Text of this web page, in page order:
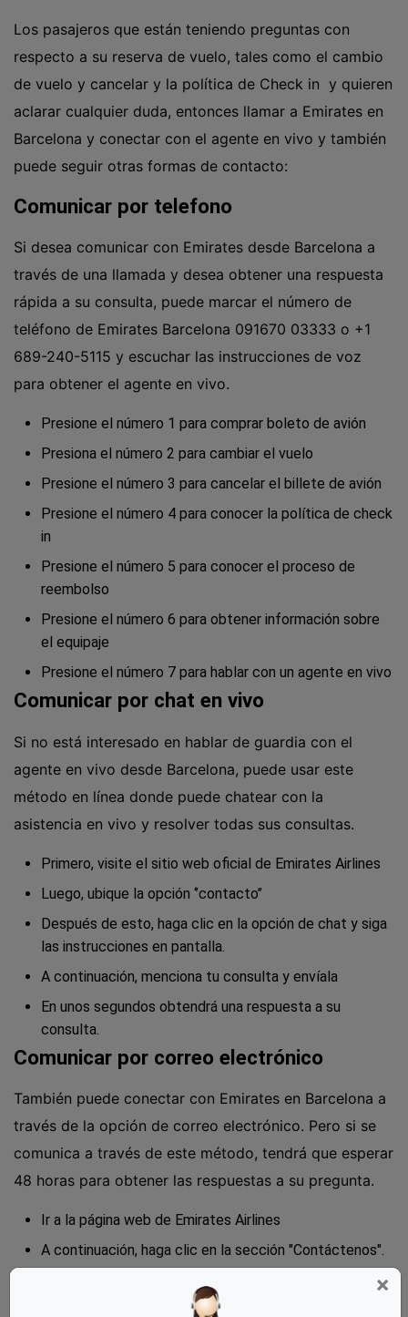
Los pasajeros que están teniendo preguntas con
respecto a su reserva de vuelo, tales como el cambio
de vuelo y cancelar y la política de Check in y quieren
aclarar cualquier duda, entonces llamar a Emirates en
Barcelona y conectar con el agente en vivo y también
puede seguir otras formas de contacto:
Comunicar por telefono
Si desea comunicar con Emirates desde Barcelona a
través de una llamada y desea obtener una respuesta
rápida a su consulta, puede marcar el número de
teléfono de Emirates Barcelona 091670 03333 o +1
689-240-5115 y escuchar las instrucciones de voz
para obtener el agente en vivo.
Presione el número 1 para comprar boleto de avión
Presiona el número 2 para cambiar el vuelo
Presione el número 3 para cancelar el billete de avión
Presione el número 4 para conocer la política de check
in
Presione el número 5 para conocer el proceso de
reembolso
Presione el número 6 para obtener información sobre
el equipaje
Presione el número 7 para hablar con un agente en vivo
Comunicar por chat en vivo
Si no está interesado en hablar de guardia con el
agente en vivo desde Barcelona, puede usar este
método en línea donde puede chatear con la
asistencia en vivo y resolver todas sus consultas.
Primero, visite el sitio web oficial de Emirates Airlines
Luego, ubique la opción ‘’contacto’’
Después de esto, haga clic en la opción de chat y siga
las instrucciones en pantalla.
A continuación, menciona tu consulta y envíala
En unos segundos obtendrá una respuesta a su
consulta.
Comunicar por correo electrónico
También puede conectar con Emirates en Barcelona a
través de la opción de correo electrónico. Pero si se
comunica a través de este método, tendrá que esperar
48 horas para obtener las respuestas a su pregunta.
Ir a la página web de Emirates Airlines
A continuación, haga clic en la sección "Contáctenos".
×